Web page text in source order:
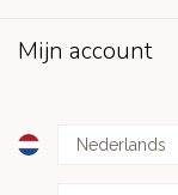
Mijn account